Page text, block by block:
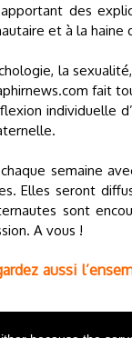
des
et à la haine
la
fait
individuelle
semaine
Elles seront
sont
A vous !
aussi